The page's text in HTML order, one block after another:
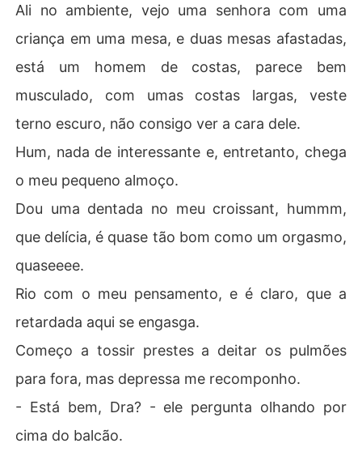
Ali no ambiente, vejo uma senhora com uma
criança em uma mesa, e duas mesas afastadas,
está um homem de costas, parece bem
musculado, com umas costas largas, veste
terno escuro, não consigo ver a cara dele.
Hum, nada de interessante e, entretanto, chega
o meu pequeno almoço.
Dou uma dentada no meu croissant, hummm,
que delícia, é quase tão bom como um orgasmo,
quaseeee.
Rio com o meu pensamento, e é claro, que a
retardada aqui se engasga.
Começo a tossir prestes a deitar os pulmões
para fora, mas depressa me recomponho.
- Está bem, Dra? - ele pergunta olhando por
cima do balcão.